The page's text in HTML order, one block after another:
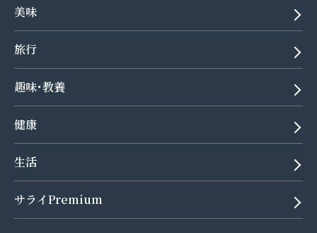
美味
旅行
趣味･教養
健康
生活
サライPremium